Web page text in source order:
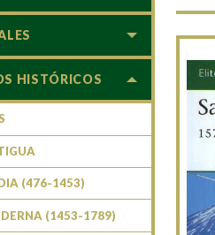
HISTÓRICOS
(476-1453)
(1453-1789)